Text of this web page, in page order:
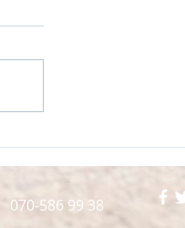
070-586 99 38